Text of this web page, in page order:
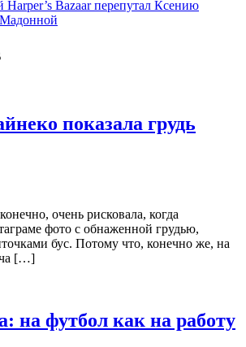
Bazaar перепутал Ксению
показала грудь
очень рисковала, когда
фото с обнаженной грудью,
бус. Потому что, конечно же, на
[…]
на футбол как на работу